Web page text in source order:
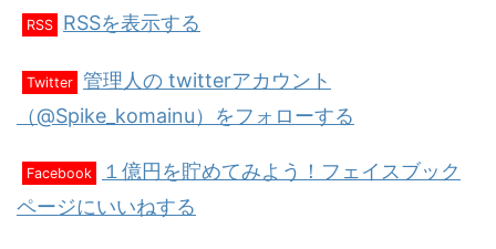
RSS RSSを表示する
Twitter 管理人の twitterアカウント
（@Spike_komainu）をフォローする
Facebook
１億円を貯めてみよう！フェイスブック
ページにいいねする